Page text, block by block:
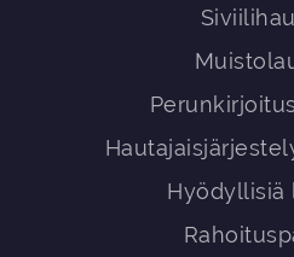
Hyödyllisiä